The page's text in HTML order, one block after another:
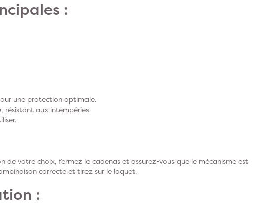
:
une protection optimale.
résistant aux intempéries.
de votre choix, fermez le cadenas et assurez-vous que le mécanisme est
correcte et tirez sur le loquet.
: